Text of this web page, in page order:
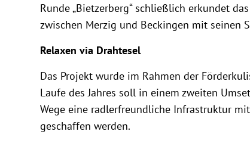
Runde „Bietzerberg“ schließlich erkundet
zwischen Merzig und Beckingen mit seinen
Relaxen via Drahtesel
Das Projekt wurde im Rahmen der
Laufe des Jahres soll in einem zweiten
Wege eine radlerfreundliche Infrastruktur
geschaffen werden.